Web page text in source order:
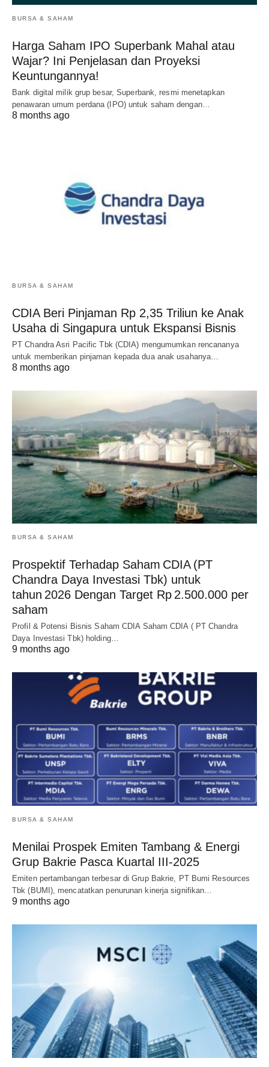
BURSA & SAHAM
Harga Saham IPO Superbank Mahal atau
Wajar? Ini Penjelasan dan Proyeksi
Keuntungannya!
Bank digital milik grup besar, Superbank, resmi menetapkan
penawaran umum perdana (IPO) untuk saham dengan…
8 months ago
BURSA & SAHAM
CDIA Beri Pinjaman Rp 2,35 Triliun ke Anak
Usaha di Singapura untuk Ekspansi Bisnis
PT Chandra Asri Pacific Tbk (CDIA) mengumumkan rencananya
untuk memberikan pinjaman kepada dua anak usahanya…
8 months ago
BURSA & SAHAM
Prospektif Terhadap Saham CDIA (PT
Chandra Daya Investasi Tbk) untuk
tahun 2026 Dengan Target Rp 2.500.000 per
saham
Profil & Potensi Bisnis Saham CDIA Saham CDIA ( PT Chandra
Daya Investasi Tbk) holding…
9 months ago
BURSA & SAHAM
Menilai Prospek Emiten Tambang & Energi
Grup Bakrie Pasca Kuartal III-2025
Emiten pertambangan terbesar di Grup Bakrie, PT Bumi Resources
Tbk (BUMI), mencatatkan penurunan kinerja signifikan…
9 months ago